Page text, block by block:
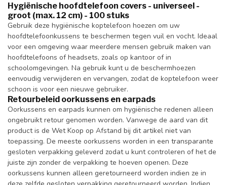
Hygiënische hoofdtelefoon covers - universeel -
groot (max. 12 cm) - 100 stuks
Gebruik deze hygiënische koptelefoon hoezen om uw
hoofdtelefoonkussens te beschermen tegen vuil en vocht. Ideaal
voor een omgeving waar meerdere mensen gebruik maken van
hoofdtelefoons of headsets, zoals op kantoor of in
schoolomgevingen. Na gebruik kunt u de beschermhoezen
eenvoudig verwijderen en vervangen, zodat de koptelefoon weer
schoon is voor een nieuwe gebruiker.
Retourbeleid oorkussens en earpads
Oorkussens en earpads kunnen om hygiënische redenen alleen
ongebruikt retour genomen worden. Vanwege de aard van dit
product is de Wet Koop op Afstand bij dit artikel niet van
toepassing. De meeste oorkussens worden in een transparante
gesloten verpakking geleverd zodat u kunt controleren of het de
juiste zijn zonder de verpakking te hoeven openen. Deze
oorkussens kunnen alleen geretourneerd worden indien ze in